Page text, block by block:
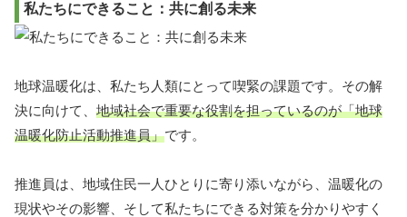
私たちにできること：共に創る未来
地球温暖化は、私たち人類にとって喫緊の課題です。その解
決に向けて、 地域社会で重要な役割を担っているのが「地球
温暖化防止活動推進員」です。
推進員は、地域住民一人ひとりに寄り添いながら、温暖化の
現状やその影響、そして私たちにできる対策を分かりやすく